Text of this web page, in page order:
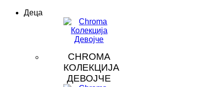
Деца
CHROMA
КОЛЕКЦИЈА
ДЕВОЈЧЕ